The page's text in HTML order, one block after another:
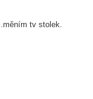
tv stolek.